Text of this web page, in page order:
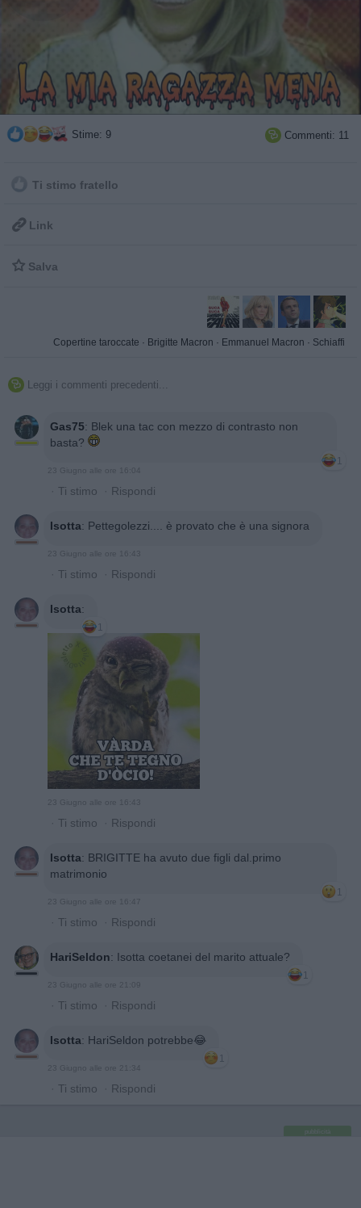
Stime: 9  Commenti: 11
Ti stimo fratello
 Link
 Salva
Copertine taroccate · Brigitte Macron · Emmanuel Macron · Schiaffi
 Leggi i commenti precedenti...
Gas75: Blek una tac con mezzo di contrasto non
basta?
1
23 Giugno alle ore 16:04
· Ti stimo · Rispondi
Isotta: Pettegolezzi.... è provato che è una signora
23 Giugno alle ore 16:43
· Ti stimo · Rispondi
Isotta:
1
23 Giugno alle ore 16:43
· Ti stimo · Rispondi
Isotta: BRIGITTE ha avuto due figli dal.primo
matrimonio
1
23 Giugno alle ore 16:47
· Ti stimo · Rispondi
HariSeldon: Isotta coetanei del marito attuale?
1
23 Giugno alle ore 21:09
· Ti stimo · Rispondi
Isotta: HariSeldon potrebbe😂
1
23 Giugno alle ore 21:34
· Ti stimo · Rispondi
pubblicità